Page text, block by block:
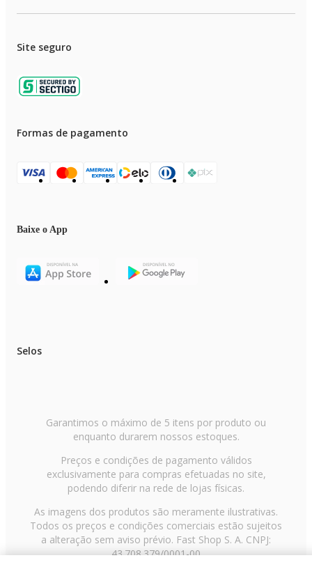
Site seguro
Formas de pagamento
Baixe o App
Selos
Garantimos o máximo de 5 itens por produto ou
enquanto durarem nossos estoques.
Preços e condições de pagamento válidos
exclusivamente para compras efetuadas no site,
podendo diferir na rede de lojas físicas.
As imagens dos produtos são meramente ilustrativas.
Todos os preços e condições comerciais estão sujeitos
a alteração sem aviso prévio. Fast Shop S. A. CNPJ:
43.708.379/0001-00